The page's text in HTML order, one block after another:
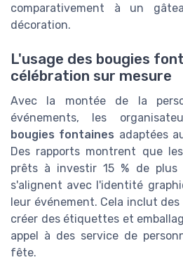
comparativement à un
décoration.
L'usage des bougies
célébration sur mesure
Avec la montée de la
événements, les
bougies fontaines adaptées
Des rapports montrent que
prêts à investir 15 % de plus
s'alignent avec l'identité
leur événement. Cela inclut
créer des étiquettes et
appel à des service de
fête.